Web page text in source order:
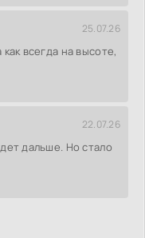
25.07.26
всегда на высоте,
22.07.26
дальше. Но стало